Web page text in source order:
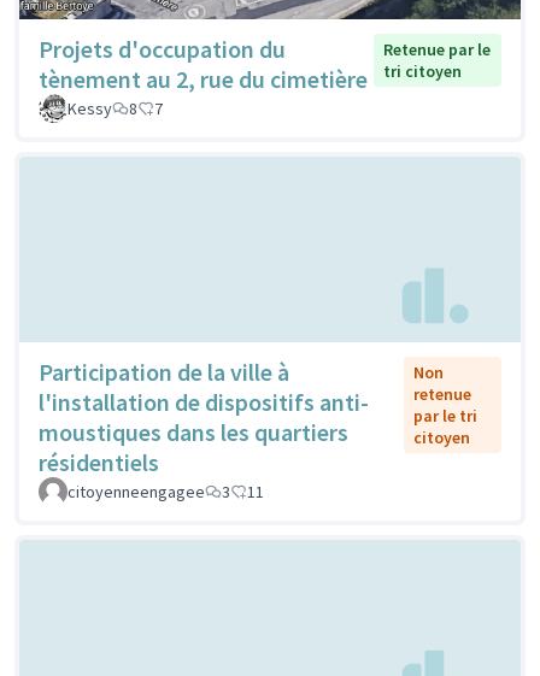
Projets d'occupation du
tènement au 2, rue du cimetière
Retenue par le
tri citoyen
Kessy
8 7
Participation de la ville à
l'installation de dispositifs anti-
moustiques dans les quartiers
résidentiels
Non
retenue
par le tri
citoyen
citoyenneengagee 3 11